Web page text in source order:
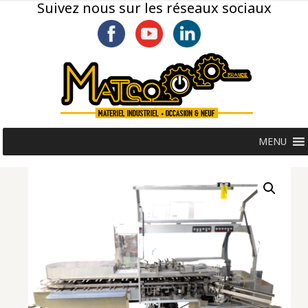
Suivez nous sur les réseaux sociaux
MENU